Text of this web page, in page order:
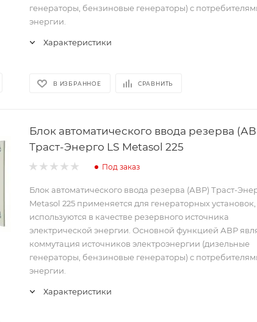
генераторы, бензиновые генераторы) с
энергии.
Характеристики
В ИЗБРАННОЕ СРАВНИТЬ
Блок автоматического ввода резерва
Траст-Энерго LS Metasol 225
Под заказ
Блок автоматического ввода резерва (АВР) Траст-
Metasol 225 применяется для генераторных
используются в качестве резервного источника
электрической энергии. Основной функцией АВР
коммутация источников электроэнергии (дизельные
генераторы, бензиновые генераторы) с
энергии.
Характеристики